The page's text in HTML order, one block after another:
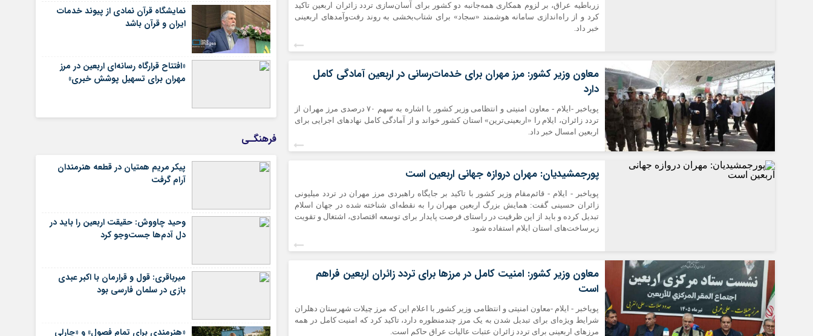
زرباطیه عراق، بر لزوم همکاری همه‌جانبه دو کشور برای آسان‌سازی تردد زائران اربعین تاکید
کرد و از راه‌اندازی سامانه هوشمند «سجاد» برای شتاب‌بخشی به روند رفت‌وآمدهای اربعینی
خبر داد.
معاون وزیر کشور: مرز مهران برای خدمات‌رسانی در اربعین آمادگی کامل
دارد
پویاخبر -ایلام - معاون امنیتی و انتظامی وزیر کشور با اشاره به سهم ۷۰ درصدی مرز مهران از
تردد زائران، ایلام را «اربعینی‌ترین» استان کشور خواند و از آمادگی کامل نهادهای اجرایی برای
اربعین امسال خبر داد.
پورجمشیدیان: مهران دروازه جهانی اربعین است
پویاخبر - ایلام - قائم‌مقام وزیر کشور با تاکید بر جایگاه راهبردی مرز مهران در تردد میلیونی
زائران حسینی گفت: همایش بزرگ اربعین مهران را به نقطه‌ای شناخته‌ شده در جهان اسلام
تبدیل کرده و باید از این ظرفیت در راستای فرصت پایدار برای توسعه اقتصادی، اشتغال و تقویت
زیرساخت‌های استان ایلام استفاده شود.
معاون وزیر کشور: امنیت کامل در مرزها برای تردد زائران اربعین فراهم
است
پویاخبر - ایلام -معاون امنیتی و انتظامی وزیر کشور با اعلام این که مرز چیلات شهرستان دهلران
شرایط ویژه‌ای برای تبدیل‌ شدن به یک مرز چندمنظوره دارد، تاکید کرد که امنیت کامل در همه
مرزهای اربعینی برای تردد زائران عتبات عالیات عراق حاکم است.
نمایشگاه قرآن نمادی از پیوند خدمات
ایران و قرآن باشد
«افتتاح قرارگاه رسانه‌ای اربعین در مرز
مهران برای تسهیل پوشش خبری»
فرهنگـی
پیکر مریم همتیان در قطعه هنرمندان
آرام گرفت
وحید چاووش: حقیقت اربعین را باید در
دل آدم‌ها جست‌وجو کرد
میرباقری: قول و قرارمان با اکبر عبدی
بازی در سلمان فارسی بود
«هنرمندی برای تمام فصول» و «چارلی